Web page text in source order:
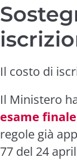
Il costo di
Il Ministero
esame
regole già
77 del 24